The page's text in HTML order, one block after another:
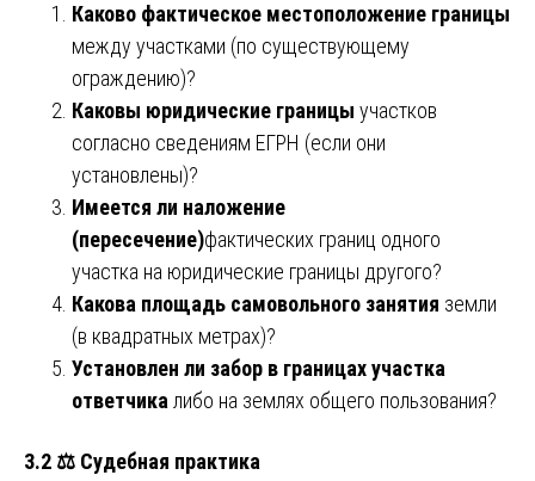
Каково фактическое местоположение границы
между участками (по существующему
ограждению)?
Каковы юридические границы участков
согласно сведениям ЕГРН (если они
установлены)?
Имеется ли наложение
(пересечение)фактических границ одного
участка на юридические границы другого?
Какова площадь самовольного занятия земли
(в квадратных метрах)?
Установлен ли забор в границах участка
ответчикалибо на землях общего пользования?
3.2 ⚖️ Судебная практика